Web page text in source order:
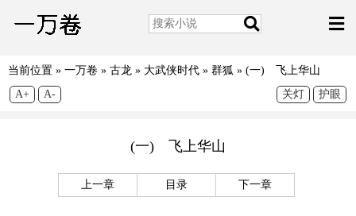
当前位置 » 一万卷 » 古龙 » 大武侠时代 » 群狐 » (一) 飞上华山
A+
A- 护眼
关灯
(一) 飞上华山
上一章 目录 下一章